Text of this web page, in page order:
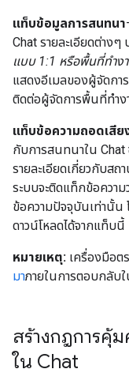
แท็บข้อมูลการสนทนา
Chat รายละเอียดต่าง
แบบ 1:1 หรือพื้นที่ทำง
แสดงอีเมลของผู้จัดกา
ติดต่อผู้จัดการพื้นที่ทำง
แท็บข้อความถอดเสีย
กับการสนทนาใน Chat
รายละเอียดเกี่ยวกับสถ
ระบบจะติดแท็กข้อความ
ข้อความปัจจุบันเท่านั้น
ดาวน์โหลดได้จากแท็บนี้
หมายเหตุ: เครื่องมือต
มาภายในการตอบกลับ
สร้างกฎการคุ้
ใน Chat